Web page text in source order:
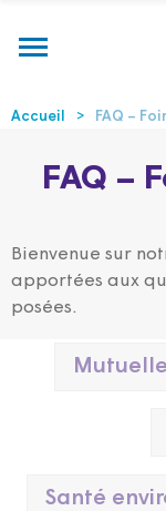
Accueil FAQ –
FAQ –
Bienvenue sur
apportées aux
posées.
Mutuelle
Santé